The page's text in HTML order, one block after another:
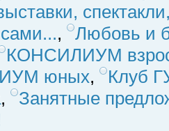
,
Любовь и
КОНСИЛИУМ
юных,
Клуб
,
Занятные